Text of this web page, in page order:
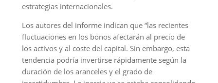
estrategias internacionales.
Los autores del informe indican que “las recientes
fluctuaciones en los bonos afectarán al precio de
los activos y al coste del capital. Sin embargo, esta
tendencia podría invertirse rápidamente según la
duración de los aranceles y el grado de